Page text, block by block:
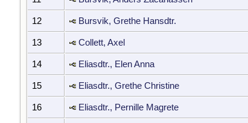
12 Bursvik, Grethe Hansdtr.
13 Collett, Axel
14 Eliasdtr., Elen Anna
15 Eliasdtr., Grethe Christine
16 Eliasdtr., Pernille Magrete